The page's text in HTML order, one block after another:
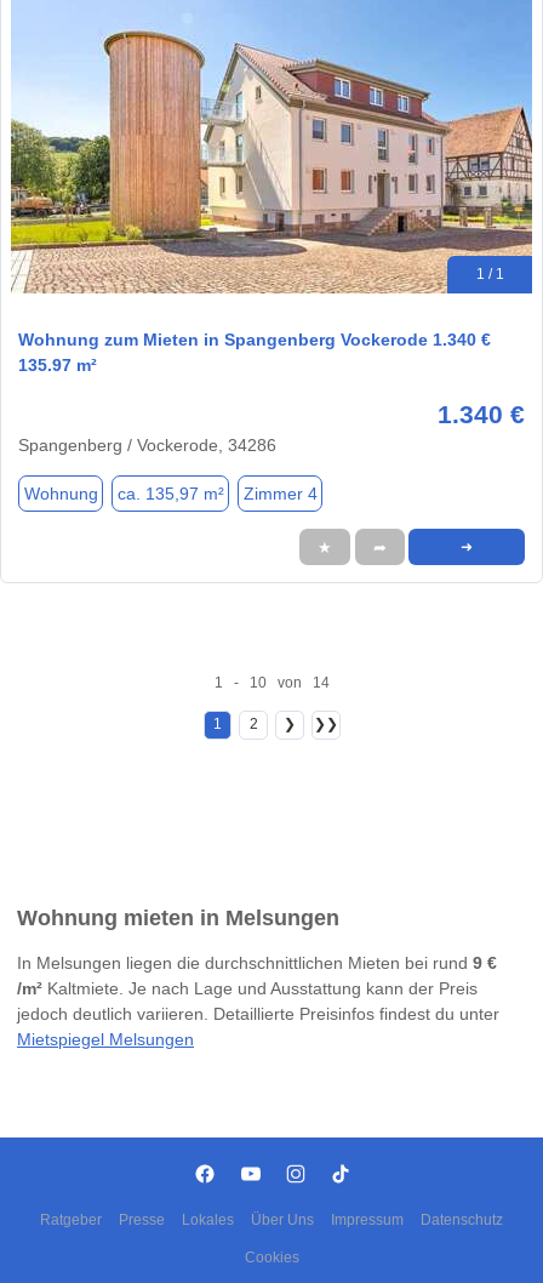
1 / 1
Wohnung zum Mieten in Spangenberg Vockerode 1.340 €
135.97 m²
1.340 €
Spangenberg / Vockerode, 34286
Wohnung ca. 135,97 m² Zimmer 4
★ ➦ ➜
1 - 10 von 14
1 2 ❯ ❯❯
Wohnung mieten in Melsungen
In Melsungen liegen die durchschnittlichen Mieten bei rund 9 €
/m² Kaltmiete. Je nach Lage und Ausstattung kann der Preis
jedoch deutlich variieren. Detaillierte Preisinfos findest du unter
Mietspiegel Melsungen
Ratgeber Presse Lokales Über Uns Impressum Datenschutz
Cookies